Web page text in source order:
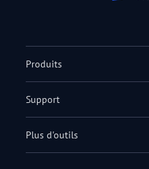
Produits
Support
Plus d'outils